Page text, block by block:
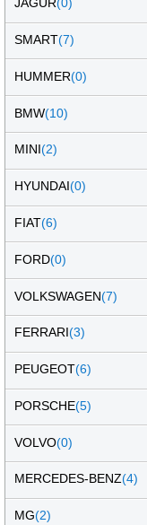
JAGUR(0)
SMART(7)
HUMMER(0)
BMW(10)
MINI(2)
HYUNDAI(0)
FIAT(6)
FORD(0)
VOLKSWAGEN(7)
FERRARI(3)
PEUGEOT(6)
PORSCHE(5)
VOLVO(0)
MERCEDES-BENZ(4)
MG(2)